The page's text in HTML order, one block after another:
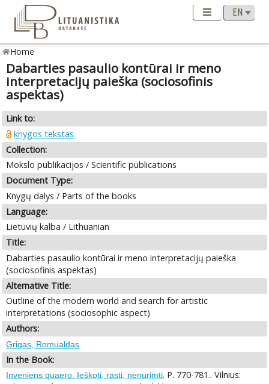
Home
Dabarties pasaulio kontūrai ir meno
interpretacijų paieška (sociosofinis
aspektas)
Link to:
knygos tekstas
Collection:
Mokslo publikacijos / Scientific publications
Document Type:
Knygų dalys / Parts of the books
Language:
Lietuvių kalba / Lithuanian
Title:
Dabarties pasaulio kontūrai ir meno interpretacijų paieška
(sociosofinis aspektas)
Alternative Title:
Outline of the modern world and search for artistic
interpretations (sociosophic aspect)
Authors:
Grigas, Romualdas
In the Book:
Inveniens quaero. Ieškoti, rasti, nenurimti. P. 770-781.. Vilnius: